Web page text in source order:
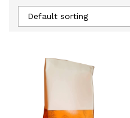
Default sorting